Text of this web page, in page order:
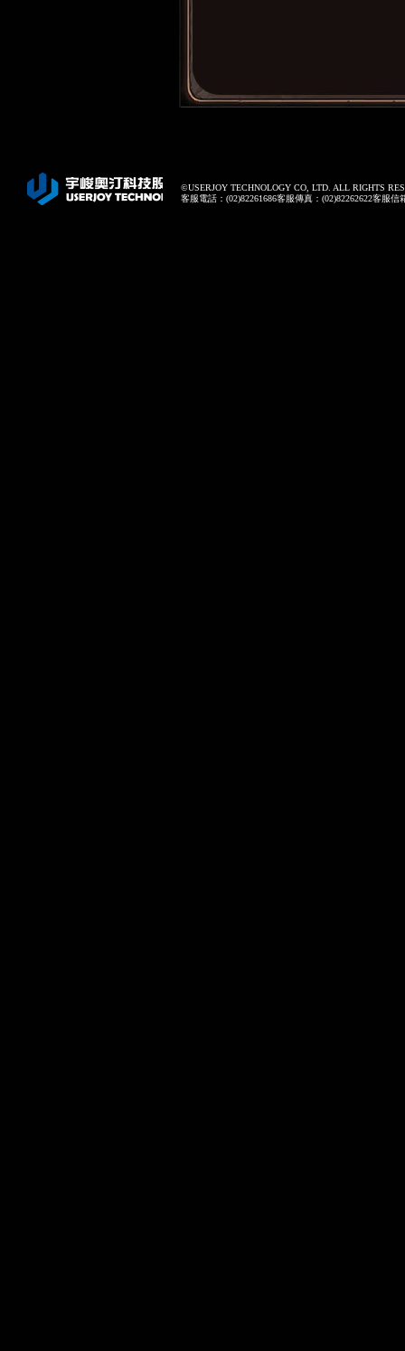
©USERJOY TECHNOLOGY CO, LTD. ALL RIGHTS
客服電話：(02)82261686客服傳真：(02)82262622客服信